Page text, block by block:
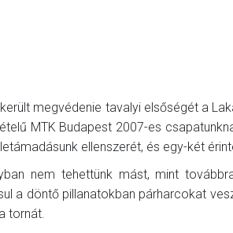
megvédenie tavalyi elsőségét a
MTK Budapest 2007-es
ellenszerét, és egy-két
nem tehettünk mást, mint
a döntő pillanatokban párharcokat
tornát.